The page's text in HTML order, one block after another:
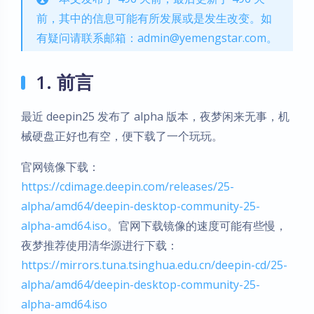
前，其中的信息可能有所发展或是发生改变。如
有疑问请联系邮箱：admin@yemengstar.com。
1. 前言
最近 deepin25 发布了 alpha 版本，夜梦闲来无事，机
械硬盘正好也有空，便下载了一个玩玩。
官网镜像下载：
https://cdimage.deepin.com/releases/25-
alpha/amd64/deepin-desktop-community-25-
alpha-amd64.iso。官网下载镜像的速度可能有些慢，
夜梦推荐使用清华源进行下载：
https://mirrors.tuna.tsinghua.edu.cn/deepin-cd/25-
alpha/amd64/deepin-desktop-community-25-
alpha-amd64.iso